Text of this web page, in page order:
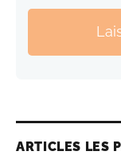
ARTICLES LES